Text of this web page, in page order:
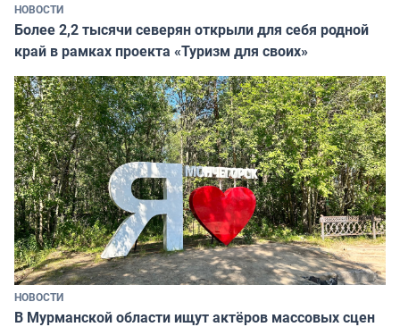
НОВОСТИ
Более 2,2 тысячи северян открыли для себя родной
край в рамках проекта «Туризм для своих»
НОВОСТИ
В Мурманской области ищут актёров массовых сцен